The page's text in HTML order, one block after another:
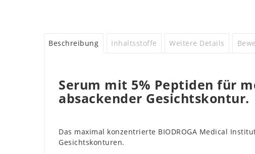
Beschreibung Inhaltsstoffe Weitere Details
Serum mit 5% Peptiden für
absackender Gesichtskontur.
Das maximal konzentrierte BIODROGA Medical
Gesichtskonturen.